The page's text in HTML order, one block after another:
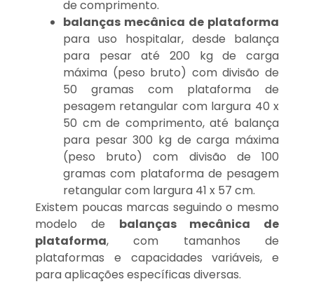
de comprimento.
balanças mecânica de plataforma
para uso hospitalar, desde balança
para pesar até 200 kg de carga
máxima (peso bruto) com divisão de
50 gramas com plataforma de
pesagem retangular com largura 40 x
50 cm de comprimento, até balança
para pesar 300 kg de carga máxima
(peso bruto) com divisão de 100
gramas com plataforma de pesagem
retangular com largura 41 x 57 cm.
Existem poucas marcas seguindo o mesmo
modelo de balanças mecânica de
plataforma, com tamanhos de
plataformas e capacidades variáveis, e
para aplicações específicas diversas.